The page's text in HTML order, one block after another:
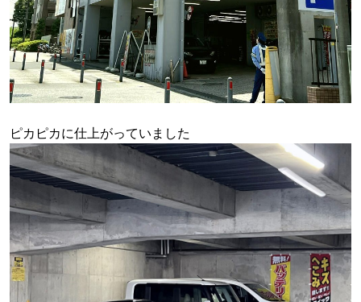
ピカピカに仕上がっていました